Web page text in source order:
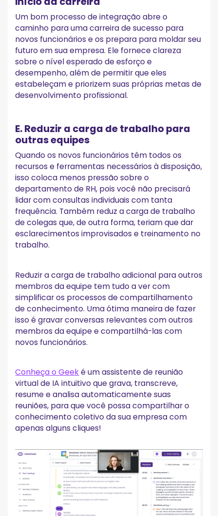
Um bom processo de integração abre o
caminho para uma carreira de sucesso para
novos funcionários e os prepara para moldar seu
futuro em sua empresa. Ele fornece clareza
sobre o nível esperado de esforço e
desempenho, além de permitir que eles
estabeleçam e priorizem suas próprias metas de
desenvolvimento profissional.
E. Reduzir a carga de trabalho para
outras equipes
Quando os novos funcionários têm todos os
recursos e ferramentas necessários à disposição,
isso coloca menos pressão sobre o
departamento de RH, pois você não precisará
lidar com consultas individuais com tanta
frequência. Também reduz a carga de trabalho
de colegas que, de outra forma, teriam que dar
esclarecimentos improvisados e treinamento no
trabalho.
Reduzir a carga de trabalho adicional para outros
membros da equipe tem tudo a ver com
simplificar os processos de compartilhamento
de conhecimento. Uma ótima maneira de fazer
isso é gravar conversas relevantes com outros
membros da equipe e compartilhá-las com
novos funcionários.
Conheça o Geeké um assistente de reunião
virtual de IA intuitivo que grava, transcreve,
resume e analisa automaticamente suas
reuniões, para que você possa compartilhar o
conhecimento coletivo da sua empresa com
apenas alguns cliques!